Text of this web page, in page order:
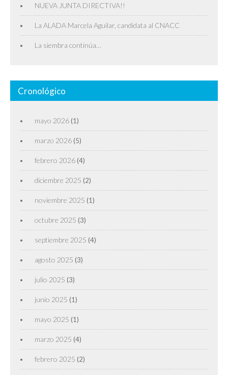
NUEVA JUNTA DIRECTIVA!!
La ALADA Marcela Aguilar, candidata al CNACC
La siembra continúa…
Cronológico
mayo 2026 (1)
marzo 2026 (5)
febrero 2026 (4)
diciembre 2025 (2)
noviembre 2025 (1)
octubre 2025 (3)
septiembre 2025 (4)
agosto 2025 (3)
julio 2025 (3)
junio 2025 (1)
mayo 2025 (1)
marzo 2025 (4)
febrero 2025 (2)